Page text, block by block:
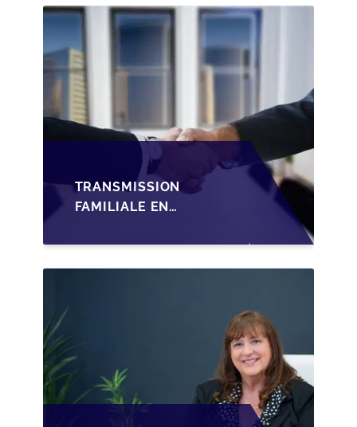
TRANSMISSION
FAMILIALE EN
STRUCTURER LA
CESSION DES PARTS